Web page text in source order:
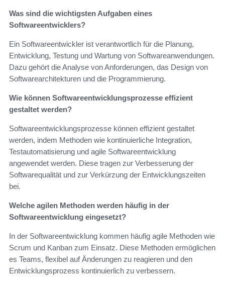
Was sind die wichtigsten Aufgaben eines
Softwareentwicklers?
Ein Softwareentwickler ist verantwortlich für die Planung,
Entwicklung, Testung und Wartung von Softwareanwendungen.
Dazu gehört die Analyse von Anforderungen, das Design von
Softwarearchitekturen und die Programmierung.
Wie können Softwareentwicklungsprozesse effizient
gestaltet werden?
Softwareentwicklungsprozesse können effizient gestaltet
werden, indem Methoden wie kontinuierliche Integration,
Testautomatisierung und agile Softwareentwicklung
angewendet werden. Diese tragen zur Verbesserung der
Softwarequalität und zur Verkürzung der Entwicklungszeiten
bei.
Welche agilen Methoden werden häufig in der
Softwareentwicklung eingesetzt?
In der Softwareentwicklung kommen häufig agile Methoden wie
Scrum und Kanban zum Einsatz. Diese Methoden ermöglichen
es Teams, flexibel auf Änderungen zu reagieren und den
Entwicklungsprozess kontinuierlich zu verbessern.